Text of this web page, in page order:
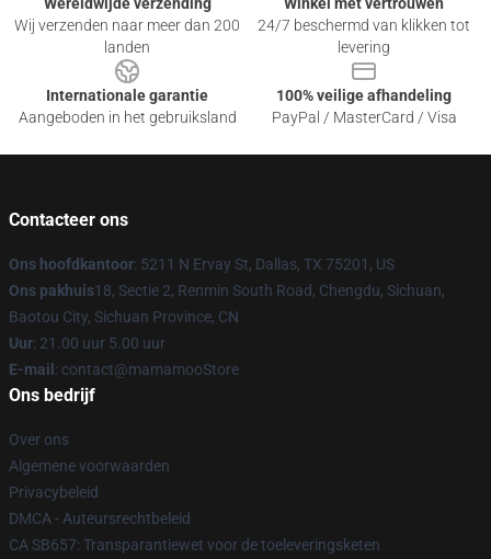
Wij verzenden naar meer dan 200
landen
24/7 beschermd van klikken tot
levering
Internationale garantie
Aangeboden in het gebruiksland
100% veilige afhandeling
PayPal / MasterCard / Visa
Contacteer ons
Ons hoofdkantoor: 5211 N Ervay St, Dallas, TX 75201, US
Ons pakhuis18, Sectie 2, Renmin South Road, Chengdu, Sichuan,
Baotou City, Sichuan Province, CN
Uur: 21.00 uur 5.00 uur
E-mail : contact@mamamooStore
Ons bedrijf
Over ons
Algemene voorwaarden
Privacybeleid
DMCA - Auteursrechtbeleid
CA SB657: Transparantiewet voor de toeleveringsketen